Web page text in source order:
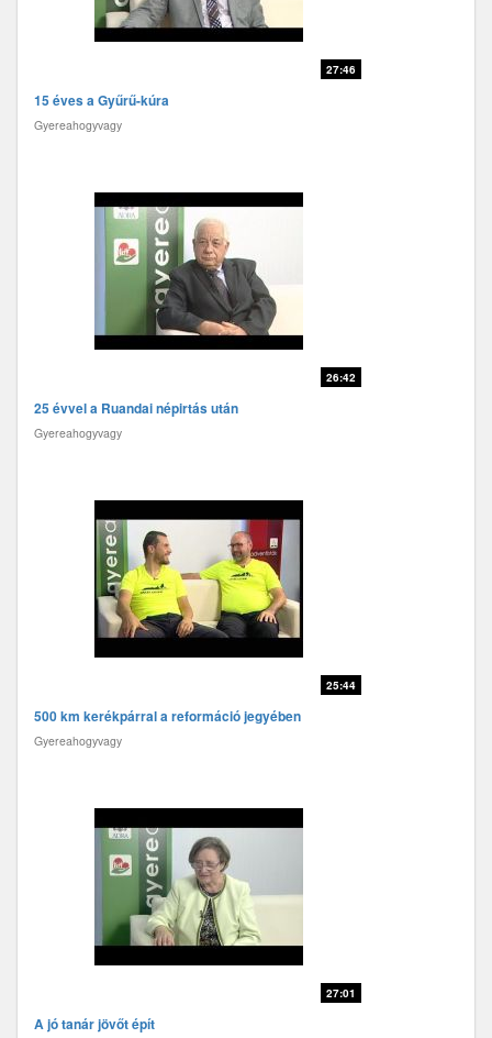
27:46
15 éves a Gyűrű-kúra
Gyereahogyvagy
26:42
25 évvel a Ruandai népirtás után
Gyereahogyvagy
25:44
500 km kerékpárral a reformáció jegyében
Gyereahogyvagy
27:01
A jó tanár jövőt épít